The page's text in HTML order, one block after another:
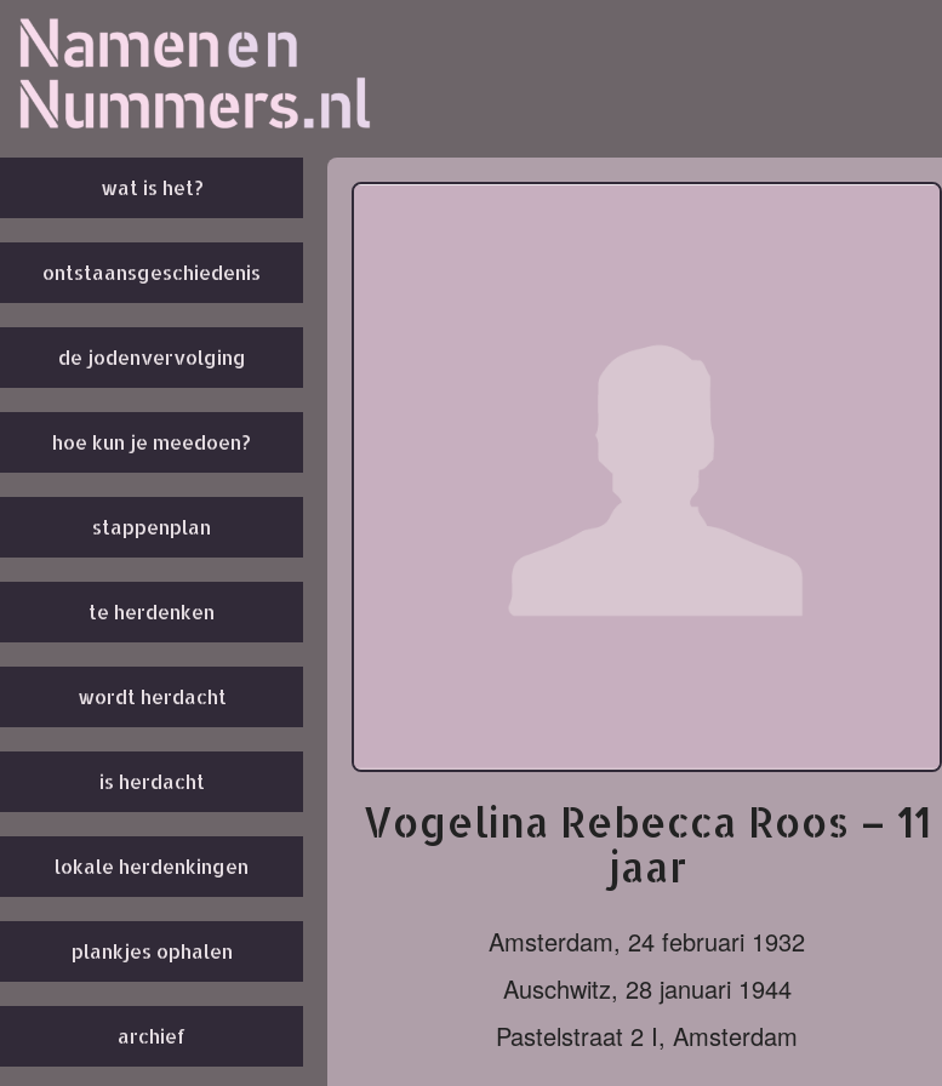
wat is het?
ontstaansgeschiedenis
de jodenvervolging
hoe kun je meedoen?
stappenplan
te herdenken
wordt herdacht
is herdacht
lokale herdenkingen
plankjes ophalen
archief
Vogelina Rebecca Roos – 11
jaar
Amsterdam, 24 februari 1932
Auschwitz, 28 januari 1944
Pastelstraat 2 I, Amsterdam